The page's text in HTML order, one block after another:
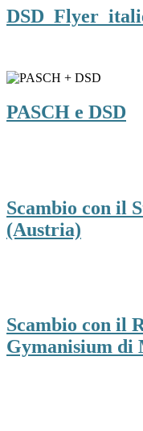
PASCH e DSD
Scambio con il
(Austria)
Scambio con il
Gymanisium di